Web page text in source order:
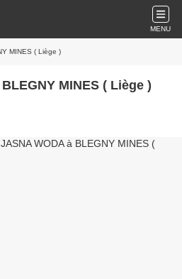
MENU
MINES ( Liège )
MINES ( Liège )